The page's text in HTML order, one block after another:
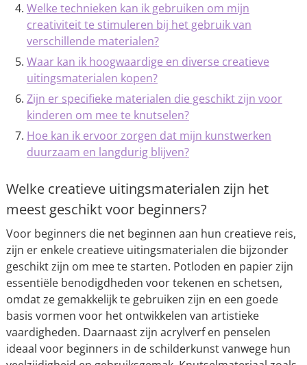
Welke technieken kan ik gebruiken om mijn
creativiteit te stimuleren bij het gebruik van
verschillende materialen?
Waar kan ik hoogwaardige en diverse creatieve
uitingsmaterialen kopen?
Zijn er specifieke materialen die geschikt zijn voor
kinderen om mee te knutselen?
Hoe kan ik ervoor zorgen dat mijn kunstwerken
duurzaam en langdurig blijven?
Welke creatieve uitingsmaterialen zijn het
meest geschikt voor beginners?
Voor beginners die net beginnen aan hun creatieve reis,
zijn er enkele creatieve uitingsmaterialen die bijzonder
geschikt zijn om mee te starten. Potloden en papier zijn
essentiële benodigdheden voor tekenen en schetsen,
omdat ze gemakkelijk te gebruiken zijn en een goede
basis vormen voor het ontwikkelen van artistieke
vaardigheden. Daarnaast zijn acrylverf en penselen
ideaal voor beginners in de schilderkunst vanwege hun